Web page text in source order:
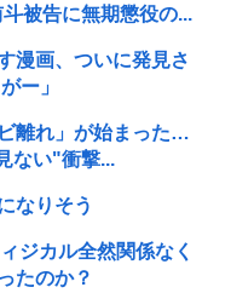
被告に無期懲役の...
漫画、ついに発見さ
ー」
離れ」が始まった…
ない"衝撃...
なりそう
ジカル全然関係なく
たのか？